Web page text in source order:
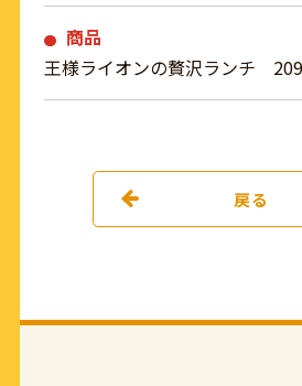
商品
王様ライオンの贅沢ランチ
戻る